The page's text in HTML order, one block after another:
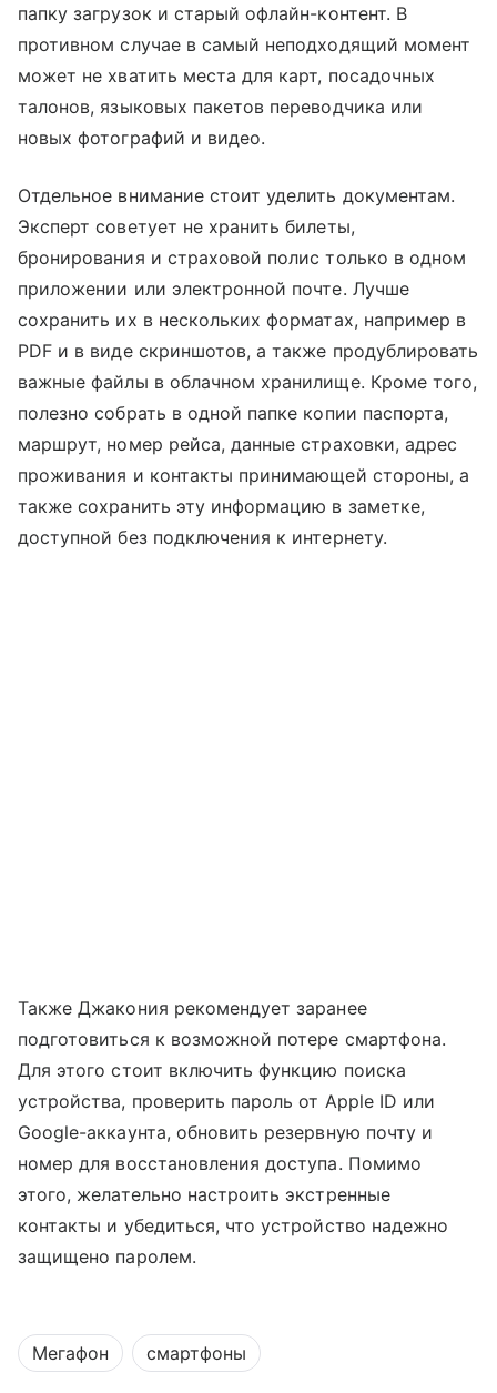
папку загрузок и старый офлайн-контент. В
противном случае в самый неподходящий момент
может не хватить места для карт, посадочных
талонов, языковых пакетов переводчика или
новых фотографий и видео.
Отдельное внимание стоит уделить документам.
Эксперт советует не хранить билеты,
бронирования и страховой полис только в одном
приложении или электронной почте. Лучше
сохранить их в нескольких форматах, например в
PDF и в виде скриншотов, а также продублировать
важные файлы в облачном хранилище. Кроме того,
полезно собрать в одной папке копии паспорта,
маршрут, номер рейса, данные страховки, адрес
проживания и контакты принимающей стороны, а
также сохранить эту информацию в заметке,
доступной без подключения к интернету.
Также Джакония рекомендует заранее
подготовиться к возможной потере смартфона.
Для этого стоит включить функцию поиска
устройства, проверить пароль от Apple ID или
Google-аккаунта, обновить резервную почту и
номер для восстановления доступа. Помимо
этого, желательно настроить экстренные
контакты и убедиться, что устройство надежно
защищено паролем.
Мегафон смартфоны